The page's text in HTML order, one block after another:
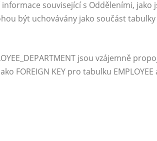
informace související s Odděleními,
být uchovávány jako součást tabulky
jsou vzájemně
FOREIGN KEY pro tabulku EMPLOYEE